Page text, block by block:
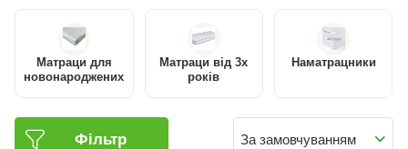
Матраци для
новонароджених
Матраци від 3х
років
Наматрацники
Фільтр За замовчуванням